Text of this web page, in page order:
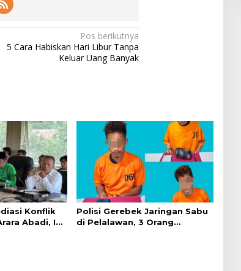
Pos berikutnya
5 Cara Habiskan Hari Libur Tanpa
Keluar Uang Banyak
Konflik
Abadi, Ini
Polisi Gerebek Jaringan Sabu
di Pelalawan, 3 Orang